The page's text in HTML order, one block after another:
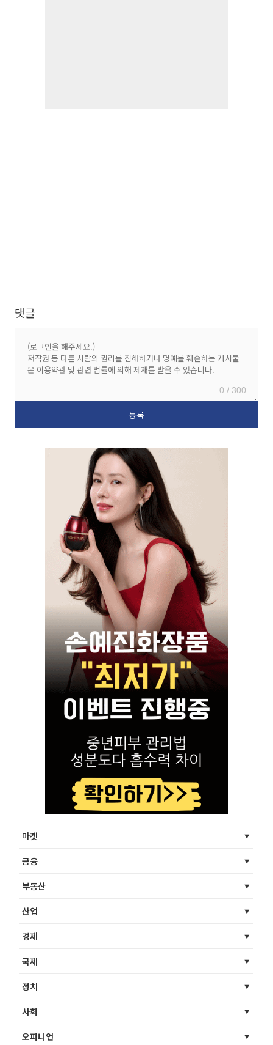
댓글
0 / 300
마켓
금융
부동산
산업
경제
국제
정치
사회
오피니언